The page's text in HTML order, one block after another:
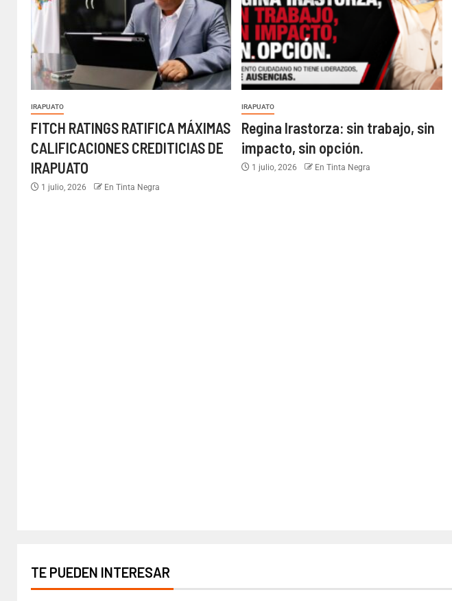
IRAPUATO
FITCH RATINGS RATIFICA MÁXIMAS
CALIFICACIONES CREDITICIAS DE
IRAPUATO
1 julio, 2026 En Tinta Negra
IRAPUATO
Regina Irastorza: sin trabajo, sin
impacto, sin opción.
1 julio, 2026 En Tinta Negra
TE PUEDEN INTERESAR